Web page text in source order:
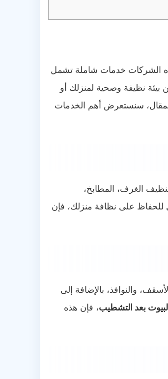
الشركات خدمات شاملة تشمل
بيئة نظيفة وصحية لمنزلك أو
سنستعرض أهم الخدمات
الغرف، المطابخ،
للحفاظ على نظافة منزلك، فإن
والنوافذ، بالإضافة إلى
بعد التشطيب، فإن هذه